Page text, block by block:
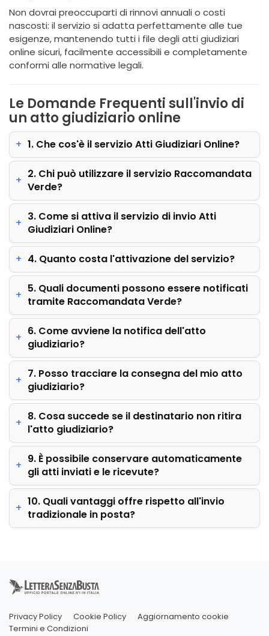
Non dovrai preoccuparti di rinnovi annuali o costi
nascosti: il servizio si adatta perfettamente alle tue
esigenze, mantenendo tutti i file degli atti giudiziari
online sicuri, facilmente accessibili e completamente
conformi alle normative legali.
Le Domande Frequenti sull'invio di
un atto giudiziario online
1. Che cos'è il servizio Atti Giudiziari Online?
2. Chi può utilizzare il servizio Raccomandata
Verde?
3. Come si attiva il servizio di invio Atti
Giudiziari Online?
4. Quanto costa l'attivazione del servizio?
5. Quali documenti possono essere notificati
tramite Raccomandata Verde?
6. Come avviene la notifica dell'atto
giudiziario?
7. Posso tracciare la consegna del mio atto
giudiziario?
8. Cosa succede se il destinatario non ritira
l'atto giudiziario?
9. È possibile conservare automaticamente
gli atti inviati e le ricevute?
10. Quali vantaggi offre rispetto all'invio
tradizionale in posta?
Privacy Policy Cookie Policy
Aggiornamento cookie
Termini e Condizioni